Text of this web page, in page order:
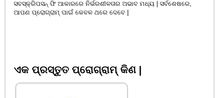
ସବସ୍କ୍ରିପସନ୍ ଫି ଆକାରରେ ନିର୍ଭରଶୀଳତାର ଅଭାବ ମଧ୍ୟ | ସର୍ବଶେଷରେ,
ଆପଣ ପ୍ରୋଗ୍ରାମ୍ ପାଇଁ କେବଳ ଥରେ ଦେବେ |
ଏକ ପ୍ରସ୍ତୁତ ପ୍ରୋଗ୍ରାମ୍ କିଣ |